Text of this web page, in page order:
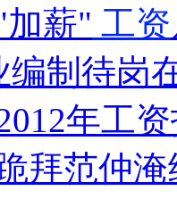
手拳打脚踢
义
薪" 工资
编制待岗
年工
拜范仲